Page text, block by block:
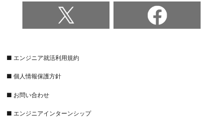
■ エンジニア就活利用規約
■ 個人情報保護方針
■ お問い合わせ
■ エンジニアインターンシップ